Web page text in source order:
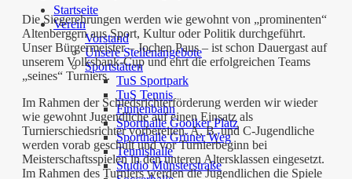
Startseite
Verein
Vorstand
Unsere Stellenangebote
Sportstätten
TuS Sportpark
TuS Tennis
Finnenbahn
Sporthalle Gooiker Platz
Sporthalle Grüner Weg
Tennishalle
Studio Münsterstraße
Die Siegerehrungen werden wie gewohnt von „prominenten“
Altenbergern aus Sport, Kultur oder Politik durchgeführt.
Unser Bürgermeister – Jochen Paus – ist schon Dauergast auf
unserem Volksbank-Cup und ehrt die erfolgreichen Teams
„seines“ Turniers.
Im Rahmen der Schiedsrichterförderung werden wir wieder
wie gewohnt Jugendliche auf einen Einsatz als
Turnierschiedsrichter vorbereiten. A, B, und C-Jugendliche
werden vorab geschult und vor Turnierbeginn bei
Meisterschaftsspielen in den unteren Altersklassen eingesetzt.
Im Rahmen des Turniers werden die Jugendlichen die Spiele